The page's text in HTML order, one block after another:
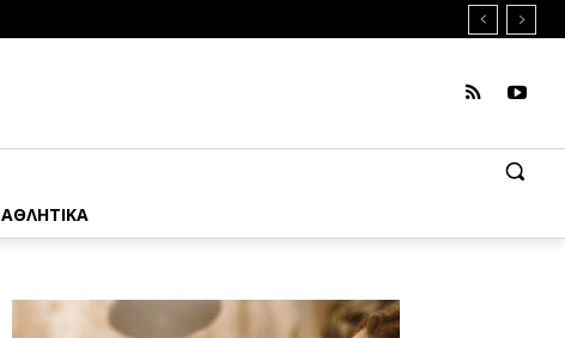
ΑΘΛΗΤΙΚΑ